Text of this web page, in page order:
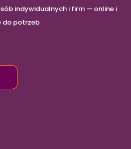
indywidualnych i firm — online i
do potrzeb